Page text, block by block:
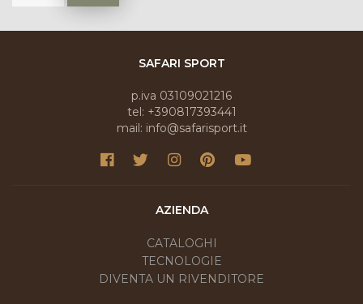
SAFARI SPORT
p.iva 03109021216
tel: +390817393441
mail: info@safarisport.it
AZIENDA
CATALOGHI
TECNOLOGIE
DIVENTA UN RIVENDITORE